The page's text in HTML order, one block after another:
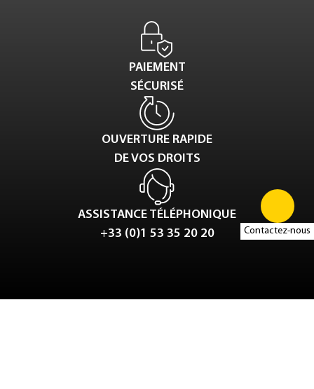
Contactez-nous
PAIEMENT
SÉCURISÉ
OUVERTURE RAPIDE
DE VOS DROITS
ASSISTANCE TÉLÉPHONIQUE
+33 (0)1 53 35 20 20